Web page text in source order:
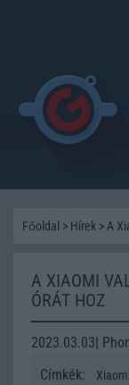
Főoldal > Hírek > A
A XIAOMI
ÓRÁT HOZ
2023.03.03|
Címkék:
Xiaomi